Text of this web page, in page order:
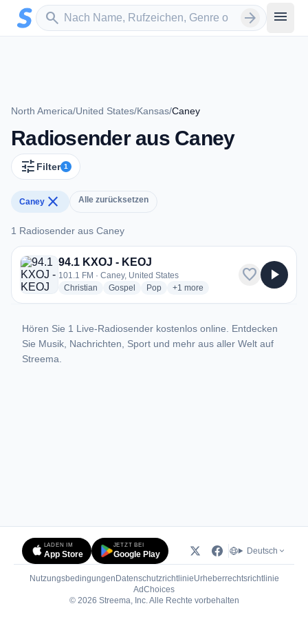
Zum Hauptinhalt springen
search
Sender suchen arrow_forward menu
North America/United States/Kansas/Caney
Radiosender aus Caney
tune Filter 1
Caney close Alle zurücksetzen
1 Radiosender aus Caney
1 Radiosender aus Caney
94.1 KXOJ - KEOJ
101.1 FM · Caney, United States
Christian radio stations
Gospel radio stations
Popradio stations
+1 more genres for 94.1 KXOJ -
more
favorite play_arrow
Hören Sie 1 Live-Radiosender kostenlos online. Entdecken
Sie Musik, Nachrichten, Sport und mehr aus aller Welt auf
Streema.
LADEN IM
App Store
JETZT BEI
Google Play Deutsch
Nutzungsbedingungen DatenschutzrichtlinieUrheberrechtsrichtlinie
AdChoices(öffnet in neuem Tab)
© 2026 Streema, Inc. Alle Rechte vorbehalten